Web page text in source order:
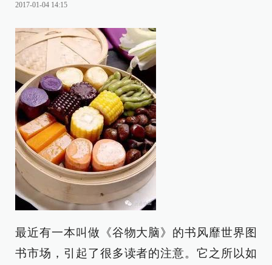
2017-01-04 14:15
最近有一本叫做《谷物大脑》的书风靡世界图
书市场，引起了很多读者的注意。它之所以如